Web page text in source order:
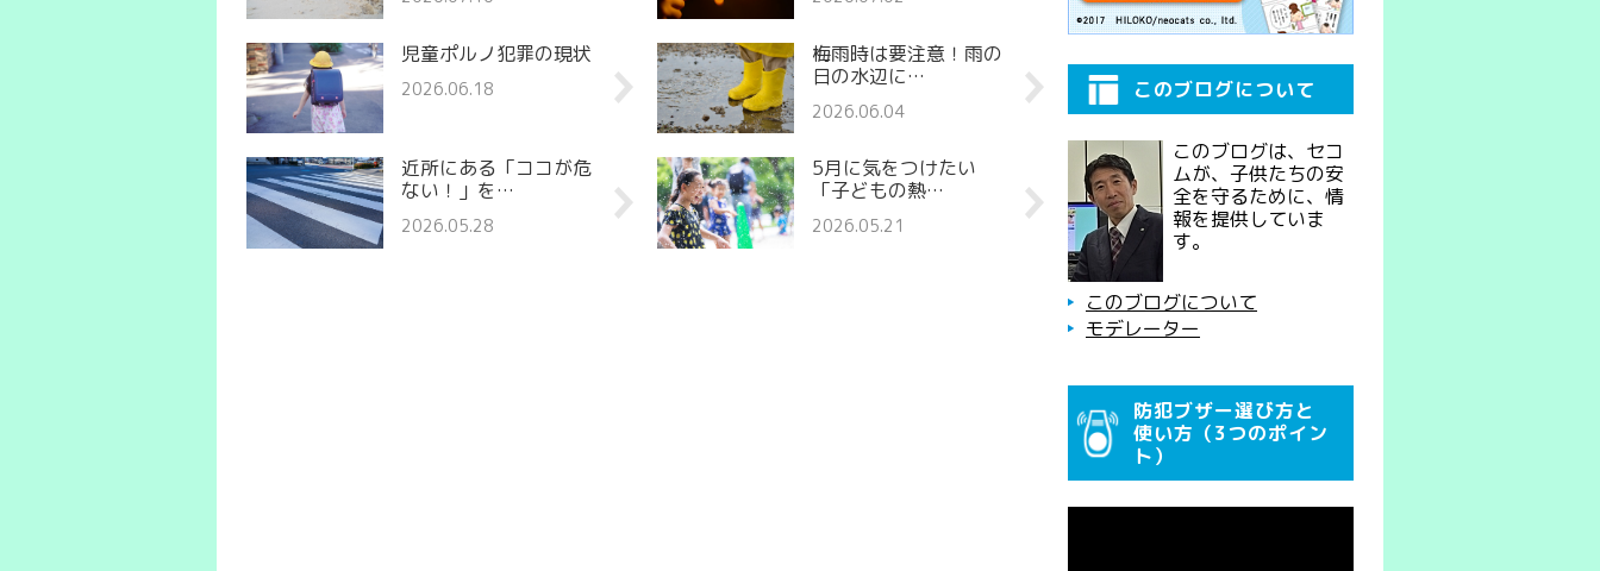
児童ポルノ犯罪の現状
2026.06.18
梅雨時は要注意！雨の
日の水辺に…
2026.06.04
近所にある「ココが危
ない！」を…
2026.05.28
5月に気をつけたい
「子どもの熱…
2026.05.21
このブログについて
このブログは、セコ
ムが、子供たちの安
全を守るために、情
報を提供していま
す。
このブログについて
モデレーター
防犯ブザー選び方と
使い方（3つのポイン
ト）